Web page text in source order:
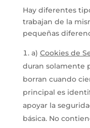
Hay diferentes
trabajan de la
pequeñas
a) Cookies de
duran solamente
borran cuando
principal es
apoyar la
básica. No